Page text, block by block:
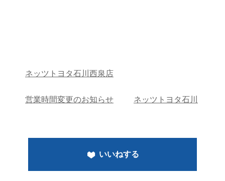
ネッツトヨタ石川西泉店
営業時間変更のお知らせ ネッツトヨタ石川
いいねする